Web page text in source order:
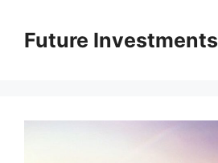
вмістуFuture Investments